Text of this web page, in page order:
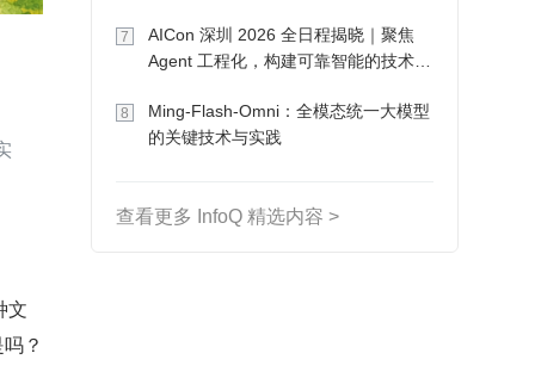
文
？
7
AICon 深圳 2026 全日程揭晓｜聚焦
Agent 工程化，构建可靠智能的技术路
8
Ming-Flash-Omni：全模态统一大模型
的关键技术与实践
查看更多 InfoQ 精选内容 >